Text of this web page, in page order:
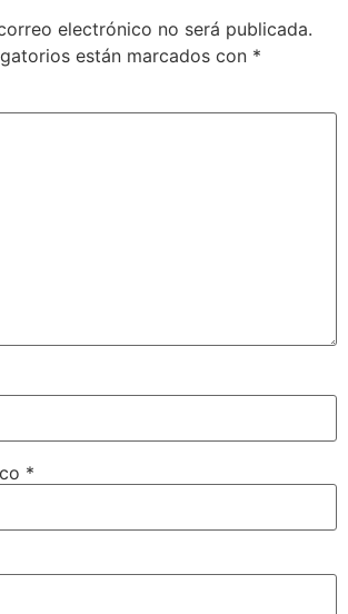
electrónico no será publicada.
están marcados con *
*